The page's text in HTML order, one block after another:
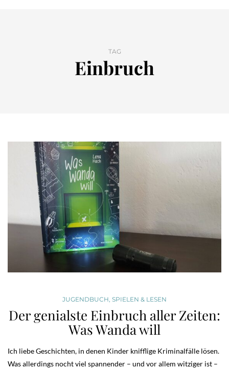
TAG
Einbruch
JUGENDBUCH, SPIELEN & LESEN
Der genialste Einbruch aller Zeiten:
Was Wanda will
Ich liebe Geschichten, in denen Kinder knifflige Kriminalfälle lösen.
Was allerdings nocht viel spannender – und vor allem witziger ist –